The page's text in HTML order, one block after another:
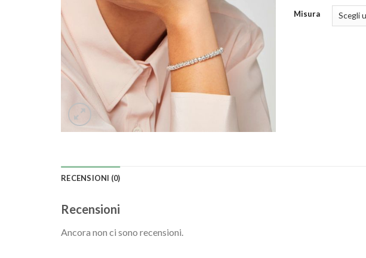
Misura
RECENSIONI (0)
Recensioni
Ancora non ci sono recensioni.